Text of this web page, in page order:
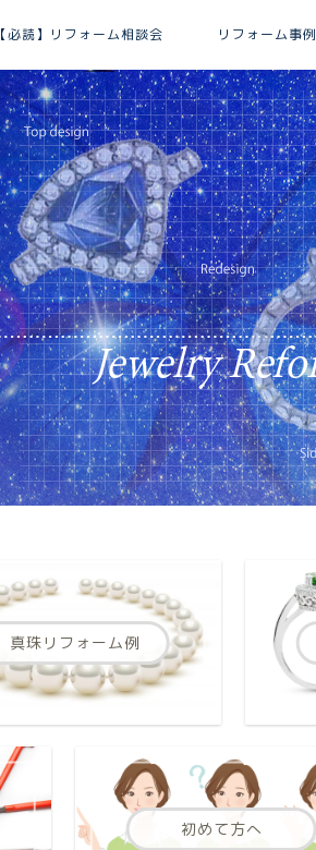
【必読】リフォーム相談会 リフォーム事例
真珠リフォーム例
初めて方へ